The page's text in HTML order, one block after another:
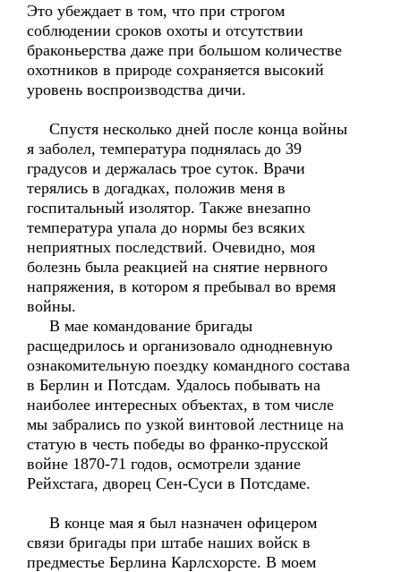
Это убеждает в том, что при строгом
соблюдении сроков охоты и отсутствии
браконьерства даже при большом количестве
охотников в природе сохраняется высокий
уровень воспроизводства дичи.
Спустя несколько дней после конца войны
я заболел, температура поднялась до 39
градусов и держалась трое суток. Врачи
терялись в догадках, положив меня в
госпитальный изолятор. Также внезапно
температура упала до нормы без всяких
неприятных последствий. Очевидно, моя
болезнь была реакцией на снятие нервного
напряжения, в котором я пребывал во время
войны.
В мае командование бригады
расщедрилось и организовало однодневную
ознакомительную поездку командного состава
в Берлин и Потсдам. Удалось побывать на
наиболее интересных объектах, в том числе
мы забрались по узкой винтовой лестнице на
статую в честь победы во франко-прусской
войне 1870-71 годов, осмотрели здание
Рейхстага, дворец Сен-Суси в Потсдаме.
В конце мая я был назначен офицером
связи бригады при штабе наших войск в
предместье Берлина Карлсхорсте. В моем